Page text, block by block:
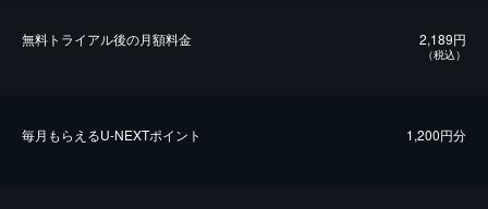
無料トライアル後の⽉額料金 2,189円
（税込）
毎⽉もらえるU-NEXTポイント 1,200円分